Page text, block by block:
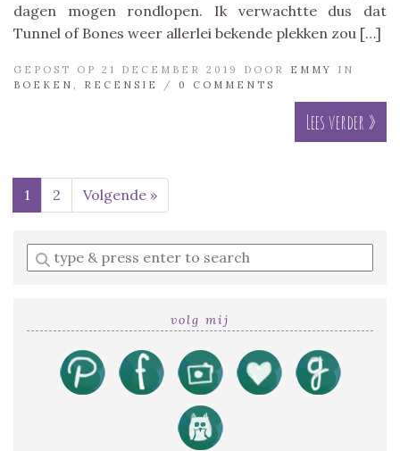
dagen mogen rondlopen. Ik verwachtte dus dat
Tunnel of Bones weer allerlei bekende plekken zou […]
GEPOST OP 21 DECEMBER 2019 DOOR EMMY
IN
BOEKEN
RECENSIE / 0 COMMENTS
Lees verder »
1 2 Volgende »
Enter
a
volg mij